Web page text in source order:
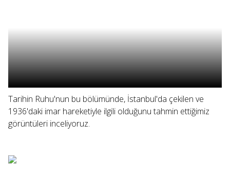
Tarihin Ruhu'nun bu bölümünde, İstanbul'da çekilen ve
1936'daki imar hareketiyle ilgili olduğunu tahmin ettiğimiz
görüntüleri inceliyoruz.